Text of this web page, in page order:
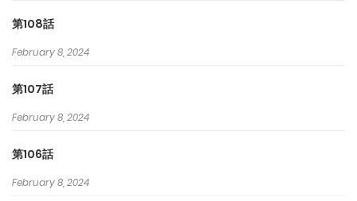
第108話
February 8, 2024
第107話
February 8, 2024
第106話
February 8, 2024